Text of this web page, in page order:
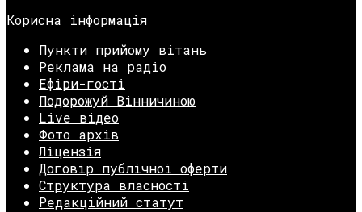
Корисна інформація
Пункти прийому вітань
Реклама на радіо
Ефіри-гості
Подорожуй Вінничиною
Live відео
Фото архів
Ліцензія
Договір публічної оферти
Структура власності
Редакційний статут